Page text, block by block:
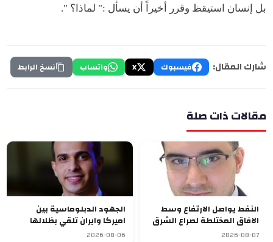
بل إنسان استيقظ وقرر أخيراً أن يسأل :" لماذا؟ ".
شارك المقال: فيسبوك X واتساب نسخ الرابط
مقالات ذات صلة
النفط يواصل الارتفاع وسط
الافاق المختلطة لصراع الشرق
الاوسط
2026-08-07
الجهود الدبلوماسية بين
اميركا وايران تلقي بظلالها
غلى الاسواق العالمية
2026-08-06